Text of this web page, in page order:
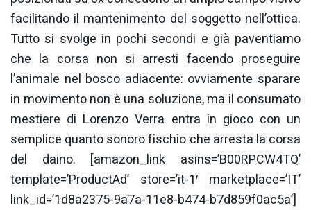
facilitando il mantenimento del soggetto nell’ottica.
Tutto si svolge in pochi secondi e già paventiamo
che la corsa non si arresti facendo proseguire
l’animale nel bosco adiacente: ovviamente sparare
in movimento non è una soluzione, ma il consumato
mestiere di Lorenzo Verra entra in gioco con un
semplice quanto sonoro fischio che arresta la corsa
del daino. [amazon_link asins=’B00RPCW4TQ’
template=’ProductAd’ store=’it-1′ marketplace=’IT’
link_id=’1d8a2375-9a7a-11e8-b474-b7d859f0ac5a’]